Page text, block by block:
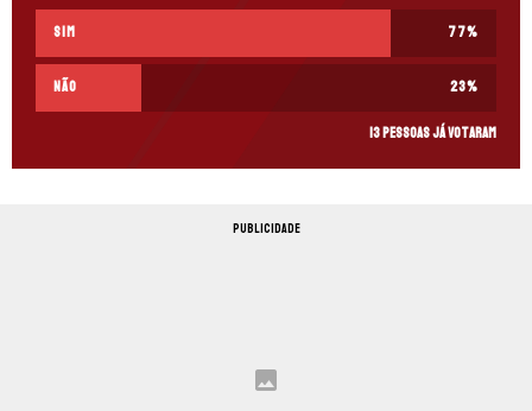
Sim 77%
Não 23%
13 pessoas já votaram
PUBLICIDADE